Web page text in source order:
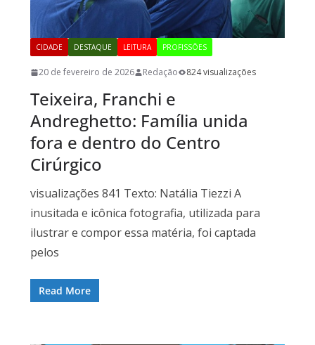
CIDADE DESTAQUE LEITURA PROFISSÕES
20 de fevereiro de 2026 Redação 824 visualizações
Teixeira, Franchi e
Andreghetto: Família unida
fora e dentro do Centro
Cirúrgico
visualizações 841 Texto: Natália Tiezzi A
inusitada e icônica fotografia, utilizada para
ilustrar e compor essa matéria, foi captada
pelos
Read More